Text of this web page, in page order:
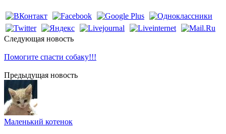
Cледующая новость
Помогите спасти собаку!!!
Предыдущая новость
Маленький котенок